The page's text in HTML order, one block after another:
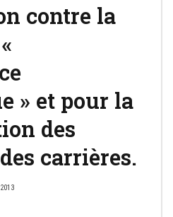
contre la
» et pour la
des
carrières.